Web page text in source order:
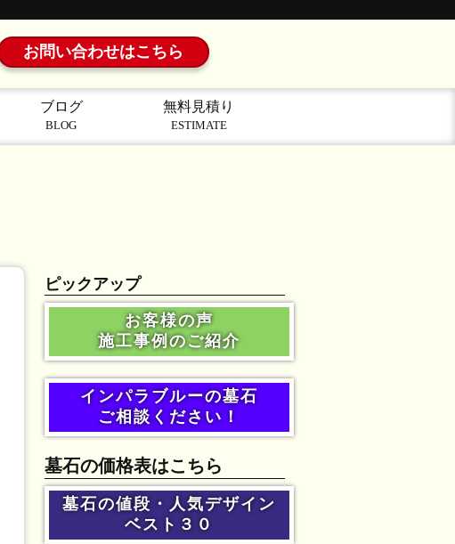
お問い合わせはこちら
ブログ
BLOG
無料見積り
ESTIMATE
ピックアップ
お客様の声
施工事例のご紹介
インパラブルーの墓石
ご相談ください！
墓石の価格表はこちら
墓石の値段・人気デザイン
ベスト３０